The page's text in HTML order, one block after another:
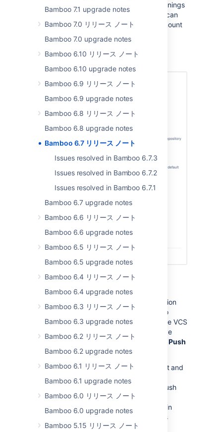
Bamboo 7.1 upgrade notes
Bamboo 7.0 リリース ノート
Bamboo 7.0 upgrade notes
Bamboo 6.10 リリース ノート
Bamboo 6.10 upgrade notes
Bamboo 6.9 リリース ノート
Bamboo 6.9 upgrade notes
Bamboo 6.8 リリース ノート
Bamboo 6.8 upgrade notes
Bamboo 6.7 リリース ノート
Issues resolved in Bamboo 6.7.3
Issues resolved in Bamboo 6.7.2
Issues resolved in Bamboo 6.7.1
Bamboo 6.7 upgrade notes
Bamboo 6.6 リリース ノート
Bamboo 6.6 upgrade notes
Bamboo 6.5 リリース ノート
Bamboo 6.5 upgrade notes
Bamboo 6.4 リリース ノート
Bamboo 6.4 upgrade notes
Bamboo 6.3 リリース ノート
Bamboo 6.3 upgrade notes
Bamboo 6.2 リリース ノート
Bamboo 6.2 upgrade notes
Bamboo 6.1 リリース ノート
Bamboo 6.1 upgrade notes
Bamboo 6.0 リリース ノート
Bamboo 6.0 upgrade notes
Bamboo 5.15 リリース ノート
build artifact and the summary of the warnings
is displayed in the build result page. You can
also decide to fail builds based on the amount
and severity of warnings. See
Configuring Build warnings parser task
There’s a lot going on in the Bamboo Version
Control System (VCS) tasks. First of all, to
avoid ambiguity, we’ve decided to rename VCS
tasks to Repository tasks. Secondly, we’ve
added two new VCS tasks:
Commit
Push
The Repository Commit
task can commit and
push change to a remote repository. The
Repository Push task, in turn, will only push
changes created by other tasks. The
repository Commit is designed to to help in
simple use cases while Repository Push is
intended to be used with more complex